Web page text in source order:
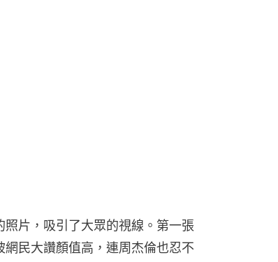
片，吸引了大眾的視線。第一張
民大讚顏值高，連周杰倫也忍不